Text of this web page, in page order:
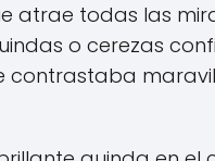
atrae todas las
o cerezas
contrastaba